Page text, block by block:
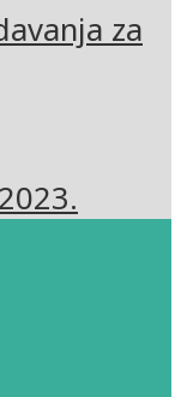
za